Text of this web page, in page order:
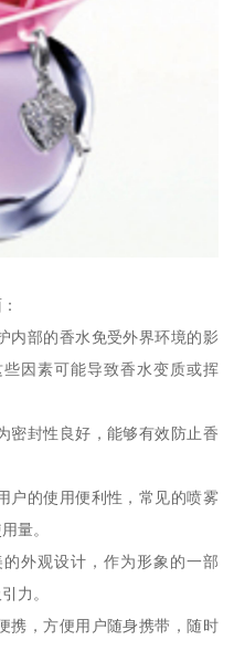
内部的香水免受外界环境的影
因素可能导致香水变质或挥
密封性良好，能够有效防止香
户的使用便利性，常见的喷雾
量。
外观设计，作为形象的一部
力。
携，方便用户随身携带，随时